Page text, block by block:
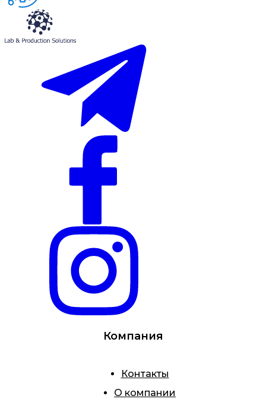
Компания
Контакты
О компании